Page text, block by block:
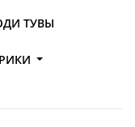
албан-
ТУВЫ